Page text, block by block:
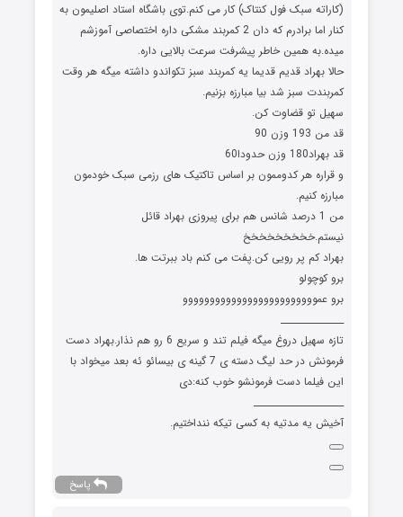
(کاراته سبک فول کنتاک) کار می کنم.توی باشگاه استاد اصلیمون به
کنار اما برادرم که دان 2 کمربند مشکی داره اختصاصی آموزشم
میده.به همین خاطر پیشرفت سرعت بالایی داره.
حالا بهراد قدیم قدیما یه کمربند سبز تکواندو داشته میگه هر وقت
کمربندت سبز شد بیا مبارزه بزنیم.
سهیل تو قضاوت کن.
قد من 193 وزن 90
قد بهراد180 وزن حدودا60
و قراره هر کدوممون بر اساس تاکتیک های رزمی سبک خودمون
مبارزه کنیم.
من 1 درصد شانس هم برای پیروزی بهراد قائل
نیستم.خخخخخخخخخ
بهراد کم پر رویی کن.پفت می کنم باد ببرتت ها.
برو کوچولو
برو عمووووووووووووووووووووووووو
______________
تازه سهیل دروغ میگه فیلم تند و سریع 6 رو هم نذار.بهراد دست
فرمونش در حد لیگ دسته ی 7 گینه ی بیسائو ئه بعد میخواد با
این فیلما دست فرمونشو خوب کنه:دی
____________________
آخیش یه مدتیه به کسی تیکه ننداختیم.
پاسخ